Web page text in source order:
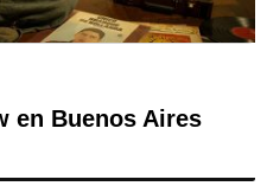
en Buenos Aires